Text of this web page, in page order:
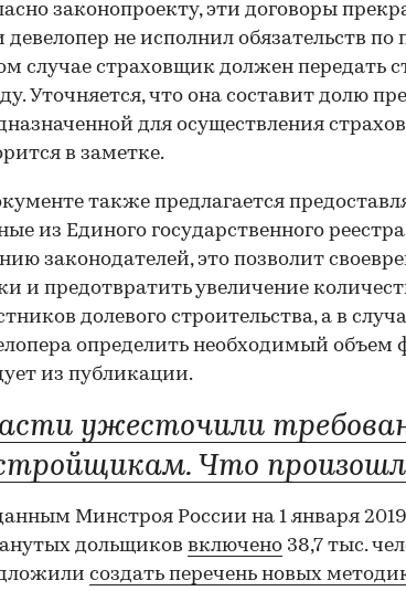
законопроекту, эти договоры
девелопер не исполнил обязательств по
случае страховщик должен передать
Уточняется, что она составит долю
для осуществления
в заметке.
также предлагается
из Единого государственного
законодателей, это позволит
и предотвратить увеличение
долевого строительства, а в
определить необходимый объем
из публикации.
ужесточили
Что
Минстроя России на 1 января 2019
дольщиков включено 38,7 тыс.
создать перечень новых